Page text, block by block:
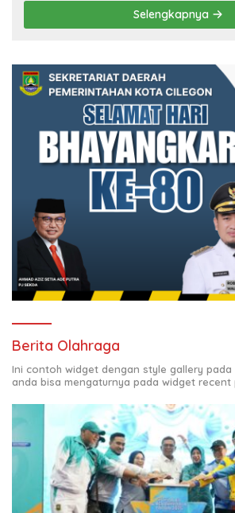
Selengkapnya
Berita Olahraga
Ini contoh widget dengan style gallery pada
anda bisa mengaturnya pada widget recent